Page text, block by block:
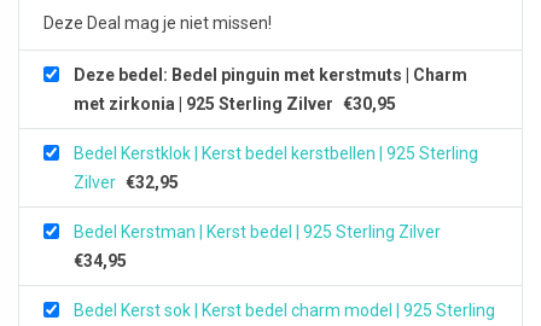
Zilver
aantal
Deze Deal mag je niet missen!
Deze bedel: Bedel pinguin met kerstmuts | Charm
met zirkonia | 925 Sterling Zilver €30,95
Bedel Kerstklok | Kerst bedel kerstbellen | 925 Sterling
Zilver €32,95
Bedel Kerstman | Kerst bedel | 925 Sterling Zilver
€34,95
Bedel Kerst sok | Kerst bedel charm model | 925 Sterling